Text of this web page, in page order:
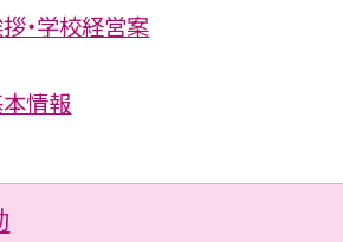
・学校経営案
情報